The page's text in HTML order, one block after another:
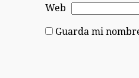
Web
Guarda mi